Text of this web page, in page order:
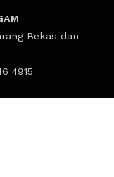
Bekas dan
4915